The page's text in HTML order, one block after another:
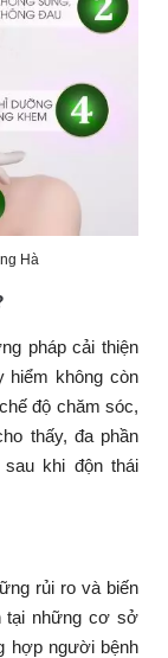
Hà
pháp cải thiện
hiểm không còn
độ chăm sóc,
thấy, đa phần
khi độn thái
rủi ro và biến
tại những cơ sở
hợp người bệnh